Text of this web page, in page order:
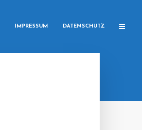
IMPRESSUM DATENSCHUTZ